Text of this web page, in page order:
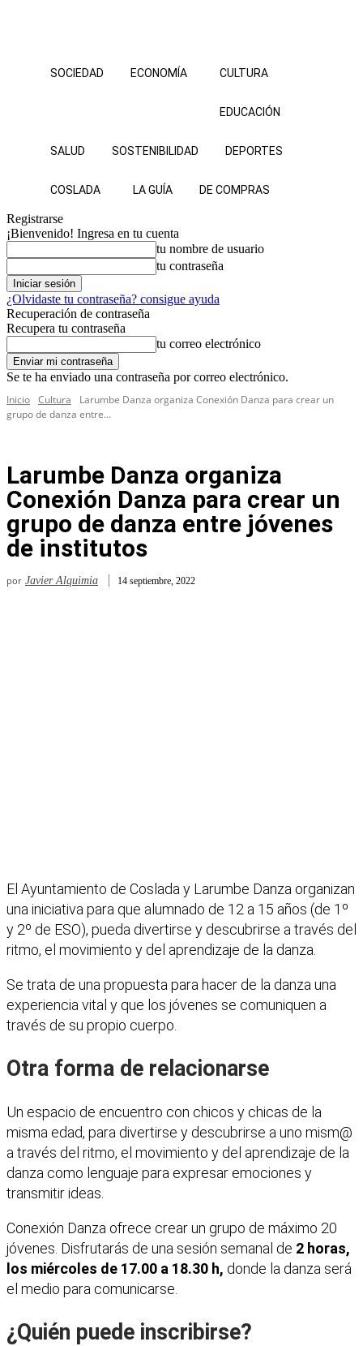
SOCIEDAD ECONOMÍA CULTURA
EDUCACIÓN
SALUD SOSTENIBILIDAD DEPORTES
COSLADA LA GUÍA DE COMPRAS
Registrarse
¡Bienvenido! Ingresa en tu cuenta
tu nombre de usuario
tu contraseña
¿Olvidaste tu contraseña? consigue ayuda
Recuperación de contraseña
Recupera tu contraseña
tu correo electrónico
Se te ha enviado una contraseña por correo electrónico.
Inicio Cultura
Larumbe Danza organiza Conexión Danza para crear un
grupo de danza entre...
Larumbe Danza organiza
Conexión Danza para crear un
grupo de danza entre jóvenes
de institutos
por Javier Alquimia 14 septiembre, 2022
El Ayuntamiento de Coslada y Larumbe Danza organizan
una iniciativa para que alumnado de 12 a 15 años (de 1º
y 2º de ESO), pueda divertirse y descubrirse a través del
ritmo, el movimiento y del aprendizaje de la danza.
Se trata de una propuesta para hacer de la danza una
experiencia vital y que los jóvenes se comuniquen a
través de su propio cuerpo.
Otra forma de relacionarse
Un espacio de encuentro con chicos y chicas de la
misma edad, para divertirse y descubrirse a uno mism@
a través del ritmo, el movimiento y del aprendizaje de la
danza como lenguaje para expresar emociones y
transmitir ideas.
Conexión Danza ofrece crear un grupo de máximo 20
jóvenes. Disfrutarás de una sesión semanal de 2 horas,
los miércoles de 17.00 a 18.30 h, donde la danza será
el medio para comunicarse.
¿Quién puede inscribirse?